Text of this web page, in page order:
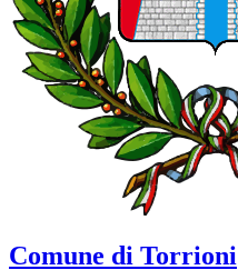
Comune di Torrioni